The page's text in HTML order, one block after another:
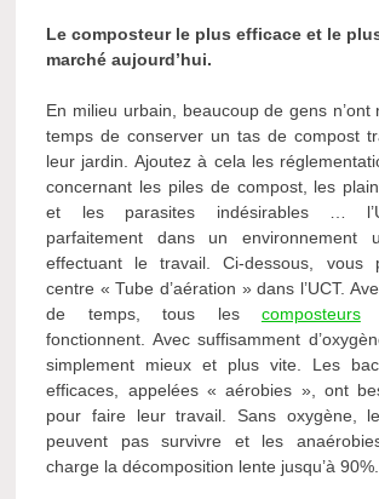
Le composteur le plus efficace et le
marché aujourd’hui.
En milieu urbain, beaucoup de gens n’ont
temps de conserver un tas de compost
leur jardin. Ajoutez à cela les
concernant les piles de compost, les
et les parasites indésirables …
parfaitement dans un environnement
effectuant le travail. Ci-dessous, vous
centre « Tube d’aération » dans l’UCT.
de temps, tous les composteurs
fonctionnent. Avec suffisamment
simplement mieux et plus vite. Les
efficaces, appelées « aérobies », ont
pour faire leur travail. Sans oxygène,
peuvent pas survivre et les
charge la décomposition lente jusqu’à